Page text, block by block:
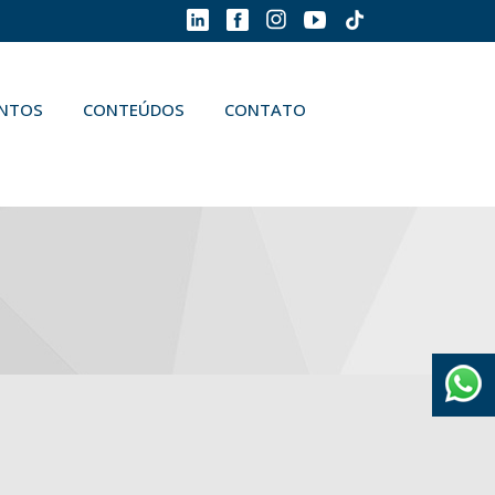
CONTEÚDOS CONTATO